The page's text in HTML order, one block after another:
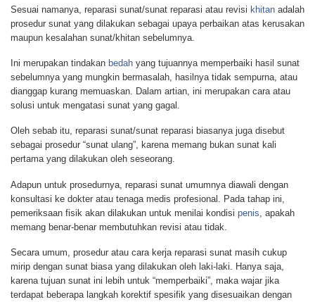
Sesuai namanya, reparasi sunat/sunat reparasi atau revisi khitan adalah
prosedur sunat yang dilakukan sebagai upaya perbaikan atas kerusakan
maupun kesalahan sunat/khitan sebelumnya.
Ini merupakan tindakan bedah yang tujuannya memperbaiki hasil sunat
sebelumnya yang mungkin bermasalah, hasilnya tidak sempurna, atau
dianggap kurang memuaskan. Dalam artian, ini merupakan cara atau
solusi untuk mengatasi sunat yang gagal.
Oleh sebab itu, reparasi sunat/sunat reparasi biasanya juga disebut
sebagai prosedur “sunat ulang”, karena memang bukan sunat kali
pertama yang dilakukan oleh seseorang.
Adapun untuk prosedurnya, reparasi sunat umumnya diawali dengan
konsultasi ke dokter atau tenaga medis profesional. Pada tahap ini,
pemeriksaan fisik akan dilakukan untuk menilai kondisi penis , apakah
memang benar-benar membutuhkan revisi atau tidak.
Secara umum, prosedur atau cara kerja reparasi sunat masih cukup
mirip dengan sunat biasa yang dilakukan oleh laki-laki. Hanya saja,
karena tujuan sunat ini lebih untuk “memperbaiki”, maka wajar jika
terdapat beberapa langkah korektif spesifik yang disesuaikan dengan